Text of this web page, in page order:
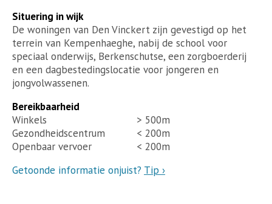
Situering in wijk
De woningen van Den Vinckert zijn gevestigd op het
terrein van Kempenhaeghe, nabij de school voor
speciaal onderwijs, Berkenschutse, een zorgboerderij
en een dagbestedingslocatie voor jongeren en
jongvolwassenen.
Bereikbaarheid
Winkels
> 500m
Gezondheidscentrum
< 200m
Openbaar vervoer
< 200m
Getoonde informatie onjuist? Tip ›